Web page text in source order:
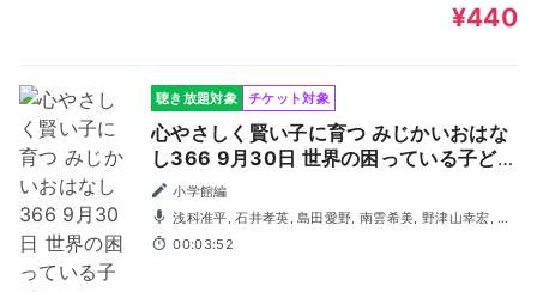
¥440
聴き放題対象 チケット対象
心やさしく賢い子に育つ みじかいおはな
し366 9月30日 世界の困っている子ども
たち小学館編
浅科准平, 石井孝英, 島田愛野, 南雲希美, 野津山幸宏, 八
木田幸恵, 山谷祥生, 神森徹也（歌・演奏）
00:03:52